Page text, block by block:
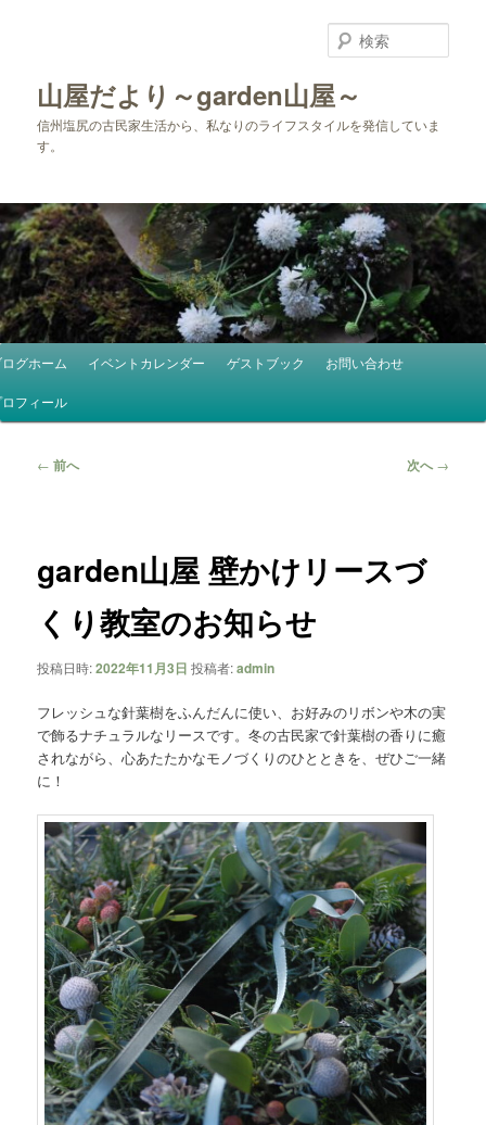
移
動
山屋だより～garden山屋～
信州塩尻の古民家生活から、私なりのライフスタイルを発信していま
す。
索
メ
ン
メ
グホーム イベントカレンダー ゲストブック お問い合わせ
フィール
投
ー
ョ
← 前へ 次へ→
garden山屋 壁かけリースづ
くり教室のお知らせ
投稿日時:2022年11月3日 投稿者:admin
フレッシュな針葉樹をふんだんに使い、お好みのリボンや木の実
で飾るナチュラルなリースです。冬の古民家で針葉樹の香りに癒
されながら、心あたたかなモノづくりのひとときを、ぜひご一緒
に！